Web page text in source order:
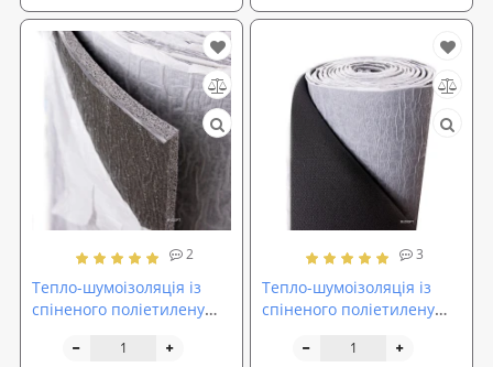
2
Тепло-шумоізоляція із
спіненого поліетилену
шаром
3
Тепло-шумоізоляція із
спіненого поліетилену
шаром